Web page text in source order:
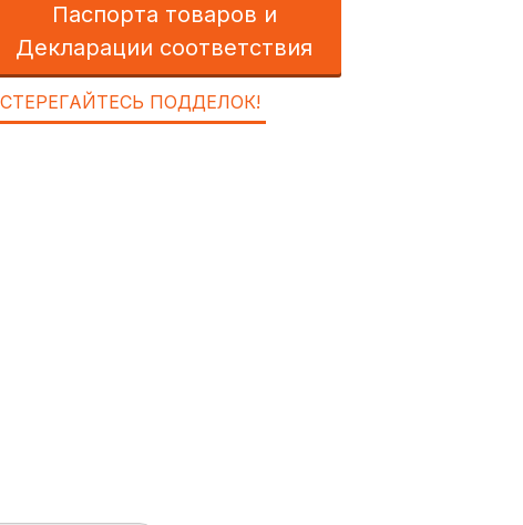
Паспорта товаров и
Декларации соответствия
ПОДДЕЛОК!